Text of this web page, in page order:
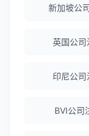
刘总
新加坡公
英国公司
印尼公司
BVI公司